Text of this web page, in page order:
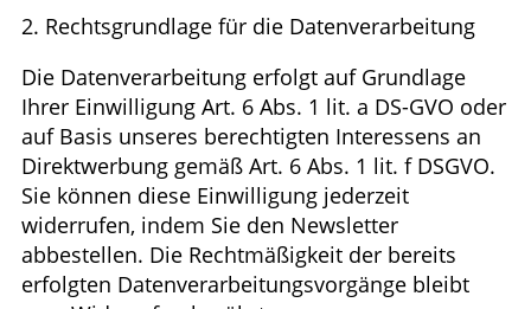
2. Rechtsgrundlage für die Datenverarbeitung
Die Datenverarbeitung erfolgt auf Grundlage
Ihrer Einwilligung Art. 6 Abs. 1 lit. a DS-GVO oder
auf Basis unseres berechtigten Interessens an
Direktwerbung gemäß Art. 6 Abs. 1 lit. f DSGVO.
Sie können diese Einwilligung jederzeit
widerrufen, indem Sie den Newsletter
abbestellen. Die Rechtmäßigkeit der bereits
erfolgten Datenverarbeitungsvorgänge bleibt